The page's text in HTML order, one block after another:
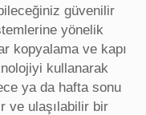
güvenilir
yönelik
kopyalama ve kapı
kullanarak
ya da hafta sonu
ve ulaşılabilir bir